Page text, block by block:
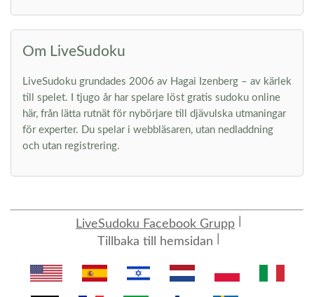
Om LiveSudoku
LiveSudoku grundades 2006 av Hagai Izenberg – av kärlek
till spelet. I tjugo år har spelare löst gratis sudoku online
här, från lätta rutnät för nybörjare till djävulska utmaningar
för experter. Du spelar i webbläsaren, utan nedladdning
och utan registrering.
LiveSudoku Facebook Grupp
Tillbaka till hemsidan